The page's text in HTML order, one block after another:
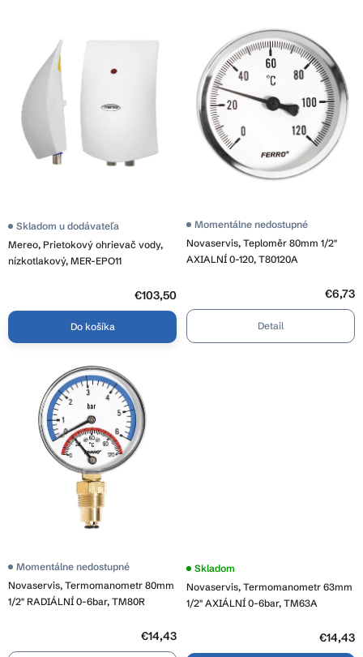
o
v
Mereo, Prietokový ohrievač vody,
nízkotlakový, MER-EPO11
Skladom u dodávateľa
€103,50
Do košíka
Novaservis, Teploměr 80mm 1/2"
AXIALNÍ 0-120, T80120A
Momentálne nedostupné
€6,73
Detail
Novaservis, Termomanometr 80mm
1/2" RADIÁLNÍ 0-6bar, TM80R
Momentálne nedostupné
€14,43
Novaservis, Termomanometr 63mm
1/2" AXIÁLNÍ 0-6bar, TM63A
Skladom
€14,43